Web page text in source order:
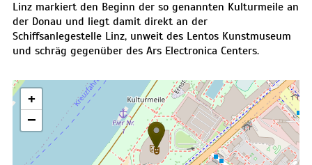
Linz markiert den Beginn der so genannten Kulturmeile an
der Donau und liegt damit direkt an der
Schiffsanlegestelle Linz, unweit des Lentos Kunstmuseum
und schräg gegenüber des Ars Electronica Centers.
+
−